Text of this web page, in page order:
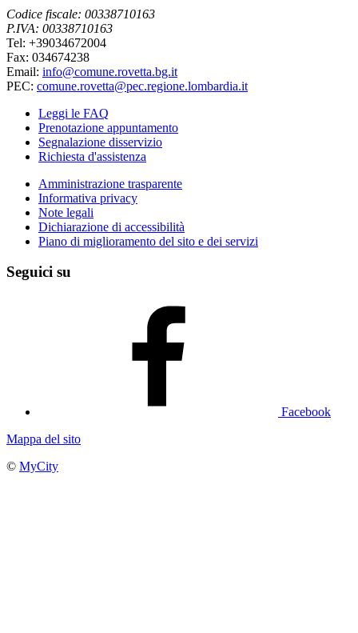
Codice fiscale: 00338710163
P.IVA: 00338710163
Tel: +39034672004
Fax: 034674238
Email: info@comune.rovetta.bg.it
PEC: comune.rovetta@pec.regione.lombardia.it
Leggi le FAQ
Prenotazione appuntamento
Segnalazione disservizio
Richiesta d'assistenza
Amministrazione trasparente
Informativa privacy
Note legali
Dichiarazione di accessibilità
Piano di miglioramento del sito e dei servizi
Seguici su
Facebook
Mappa del sito
© MyCity